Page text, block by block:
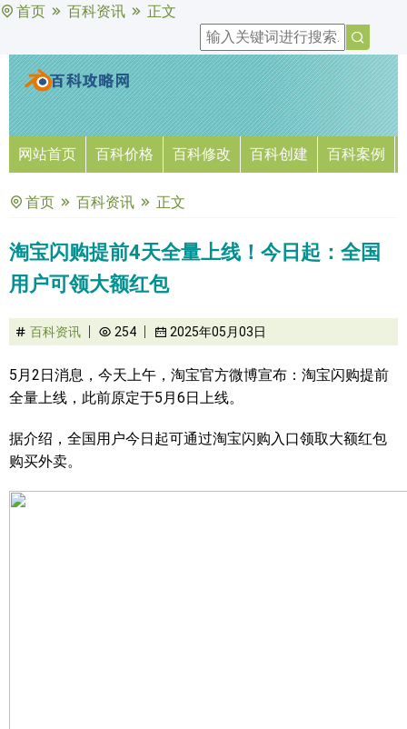
首页 百科资讯 正文
网站首页 百科价格 百科修改 百科创建 百科案例
首页 百科资讯 正文
淘宝闪购提前4天全量上线！今日起：全国
用户可领大额红包
百科资讯 254 2025年05月03日
5月2日消息，今天上午，淘宝官方微博宣布：淘宝闪购提前
全量上线，此前原定于5月6日上线。
据介绍，全国用户今日起可通过淘宝闪购入口领取大额红包
购买外卖。